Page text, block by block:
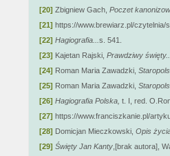
[20] Zbigniew Gach, Poczet
[21] https://www.brewiarz.pl/czytelnia/
[22] Hagiografia... s. 541.
[23] Kajetan Rajski, Prawdziwy
[24] Roman Maria Zawadzki,
[25] Roman Maria Zawadzki,
[26] Hagiografia Polska, t. I, red.
[27] https://www.franciszkanie.pl/
[28] Domicjan Mieczkowski, Opis
[29] Święty Jan Kanty ,[brak autora],